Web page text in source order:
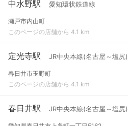
中水野駅 愛知環状鉄道線
瀬戸市内山町
このページの店舗から 4.1 km
定光寺駅 JR中央本線(名古屋～塩尻)
春日井市玉野町
このページの店舗から 4.1 km
春日井駅 JR中央本線(名古屋～塩尻)